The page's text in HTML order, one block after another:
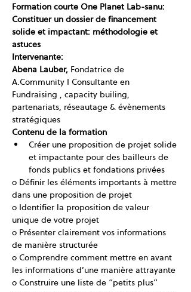
Formation courte One Planet Lab-sanu:
Constituer un dossier de financement
solide et impactant: méthodologie et
astuces
Intervenante:
Abena Lauber, Fondatrice de
A.Community I Consultante en
Fundraising , capacity builing,
partenariats, réseautage & évènements
stratégiques
Contenu de la formation
Créer une proposition de projet solide
et impactante pour des bailleurs de
fonds publics et fondations privées
o Définir les éléments importants à mettre
dans une proposition de projet
o Identifier la proposition de valeur
unique de votre projet
o Présenter clairement vos informations
de manière structurée
o Comprendre comment mettre en avant
les informations d’une manière attrayante
o Construire une liste de “petits plus”